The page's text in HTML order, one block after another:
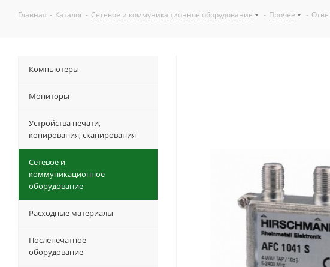
Главная - Каталог - Сетевое и коммуникационное оборудование - Прочее -
Компьютеры
Мониторы
Устройства печати,
копирования, сканирования
Сетевое и
коммуникационное
оборудование
Расходные материалы
Послепечатное
оборудование